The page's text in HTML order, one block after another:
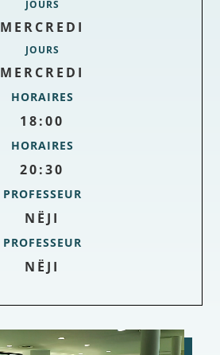
JOURS
MERCREDI
JOURS
MERCREDI
HORAIRES
18:00
HORAIRES
20:30
PROFESSEUR
NËJI
PROFESSEUR
NËJI